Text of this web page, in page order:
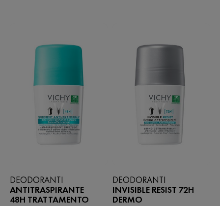
DEODORANTI
ANTITRASPIRANTE
48H TRATTAMENTO
DEODORANTI
INVISIBLE RESIST 72H
DERMO